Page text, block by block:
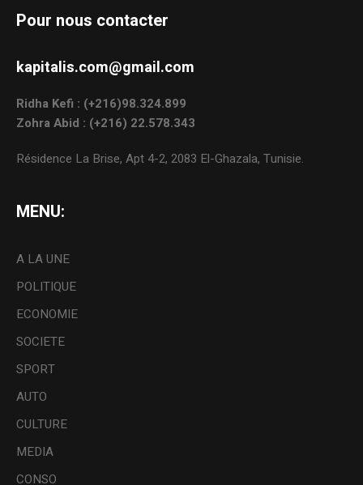
Pour nous contacter
kapitalis.com@gmail.com
Ridha Kefi : (+216)98.324.899
Zohra Abid : (+216) 22.578.343
Résidence La Brise, Apt 4-2, 2083 El-Ghazala, Tunisie.
MENU:
A LA UNE
POLITIQUE
ECONOMIE
SOCIETE
SPORT
AUTO
CULTURE
MEDIA
CONSO